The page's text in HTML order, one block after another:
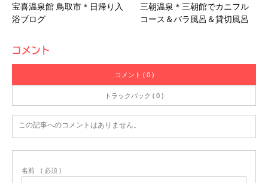
宝喜温泉館 鳥取市＊日帰り入
浴ブログ
三朝温泉＊三朝館でカニフル
コース＆バラ風呂＆貸切風呂
コメント
コメント ( 0 )
トラックバック ( 0 )
この記事へのコメントはありません。
名前 ( 必須 )